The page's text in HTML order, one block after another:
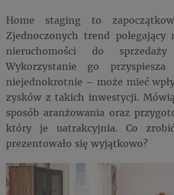
Home staging to
Zjednoczonych trend polegający
nieruchomości do
Wykorzystanie go
niejednokrotnie – może mieć
zysków z takich inwestycji.
sposób aranżowania oraz
który je uatrakcyjnia. Co
prezentowało się wyjątkowo?